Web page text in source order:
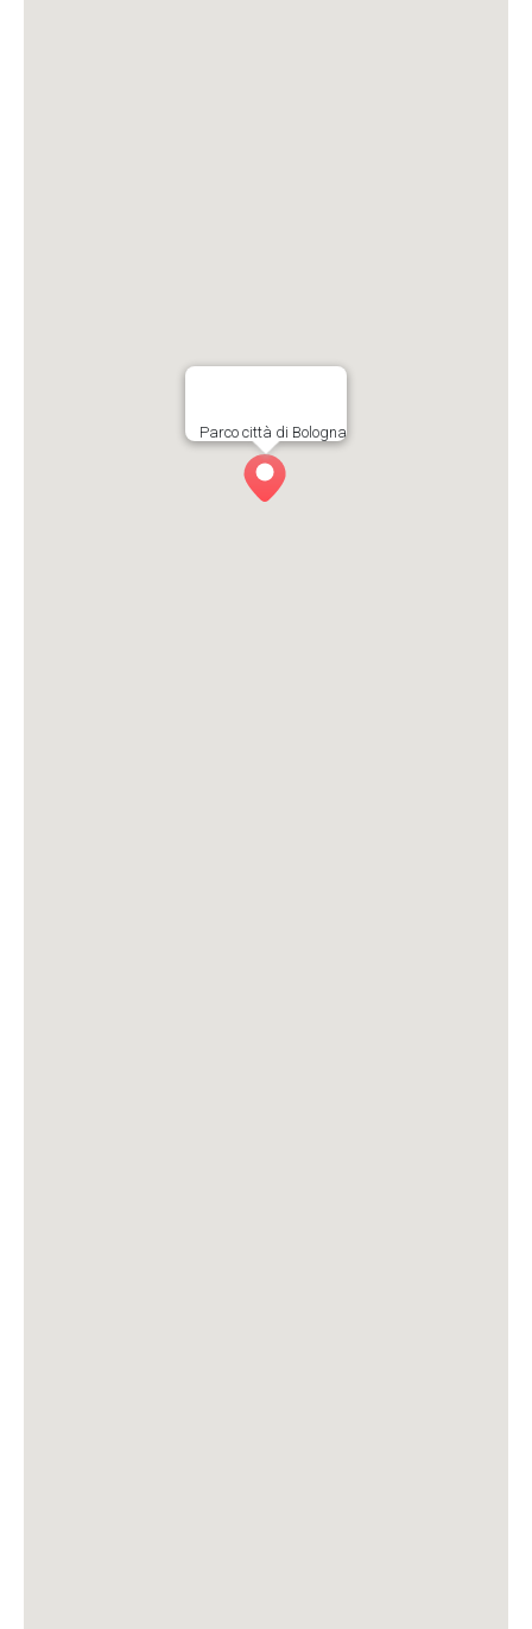
Parco città di Bologna